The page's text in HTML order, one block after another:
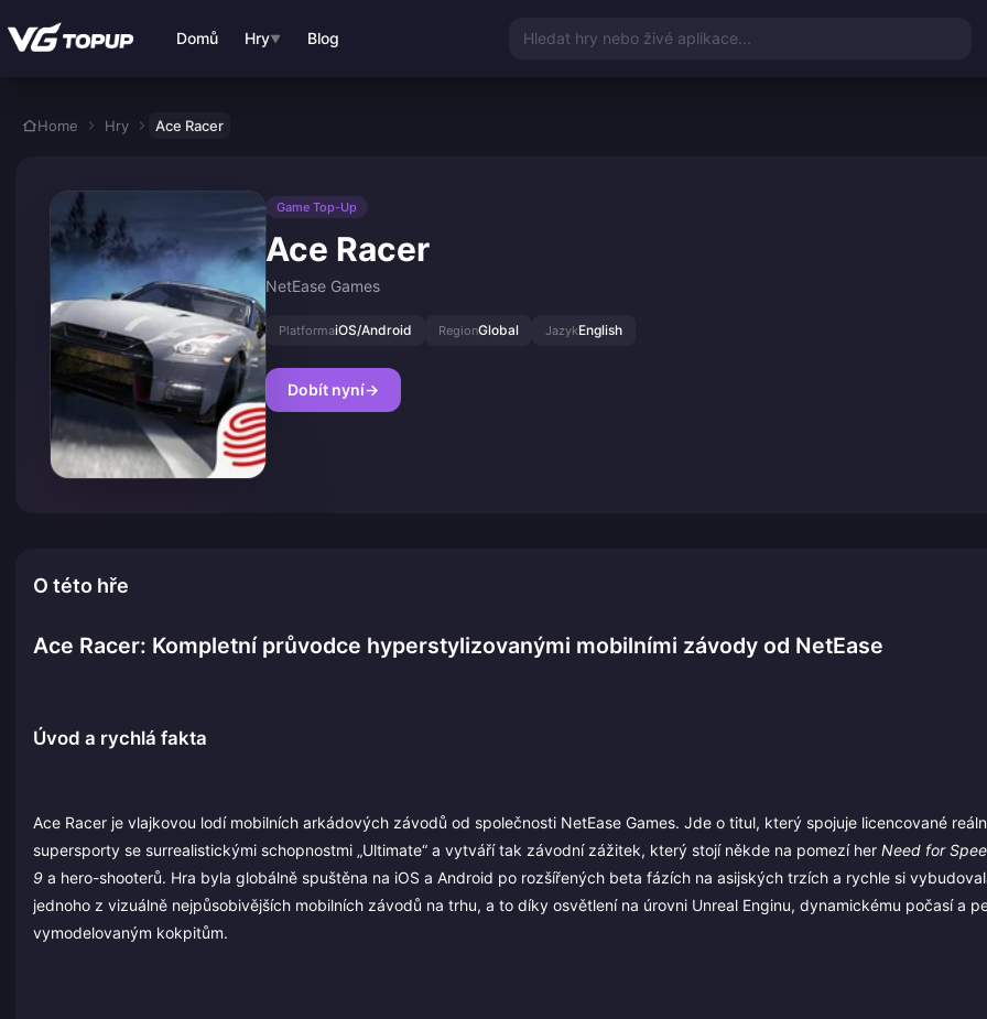
Domů Hry▼ Blog Hledat hry nebo živé aplikace...
Home Hry Ace Racer
Game Top-Up
Ace Racer
NetEase Games
PlatformaiOS/Android RegionGlobal JazykEnglish
Dobít nyní→
O této hře
Ace Racer: Kompletní průvodce hyperstylizovanými mobilními závody od NetEase
Úvod a rychlá fakta
Ace Racer je vlajkovou lodí mobilních arkádových závodů od společnosti NetEase Games. Jde o titul, který spojuje licencované
supersporty se surrealistickými schopnostmi „Ultimate“ a vytváří tak závodní zážitek, který stojí někde na pomezí her Need for
9 a hero-shooterů. Hra byla globálně spuštěna na iOS a Android po rozšířených beta fázích na asijských trzích a rychle si
jednoho z vizuálně nejpůsobivějších mobilních závodů na trhu, a to díky osvětlení na úrovni Unreal Enginu, dynamickému počasí a
vymodelovaným kokpitům.